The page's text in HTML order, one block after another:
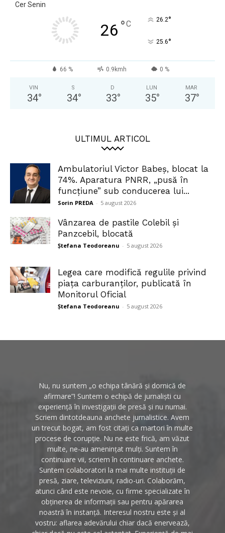
Cer Senin
26 °C 26.2°
25.6°
66 % 0.9kmh 0 %
VIN
34°
S
34°
D
33°
LUN
35°
MAR
37°
ULTIMUL ARTICOL
Ambulatoriul Victor Babeș, blocat la
74%. Aparatura PNRR, „pusă în
funcțiune” sub conducerea lui...
Sorin PREDA - 5 august 2026
Vânzarea de pastile Colebil și
Panzcebil, blocată
Ștefana Teodoreanu - 5 august 2026
Legea care modifică regulile privind
piața carburanților, publicată în
Monitorul Oficial
Ștefana Teodoreanu - 5 august 2026
Nu, nu suntem „o echipa tânără și dornică de
afirmare”! Suntem o echipă de jurnaliști cu
experiență în investigații de presă și nu numai.
Scriem dintotdeauna anchete jurnalistice. Avem
un trecut bogat, am fost citați ca martori în multe
procese de corupție. Nu ne este frică, am văzut
multe, ne-au amenințat mulți. Suntem în
continuare vii, scriem în continuare anchete.
Suntem colaboratori la mai multe instituții de
presă, ziare, televiziuni, radio-uri. Colaborăm,
atunci când este nevoie, cu firme specializate în
obținerea de informații sau pentru apărarea
noastră în instanță. Interesul nostru este și al
vostru: aflarea adevărului chiar dacă enervează,